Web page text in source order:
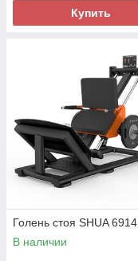
Купить
Голень стоя SHUA 6914
В наличии